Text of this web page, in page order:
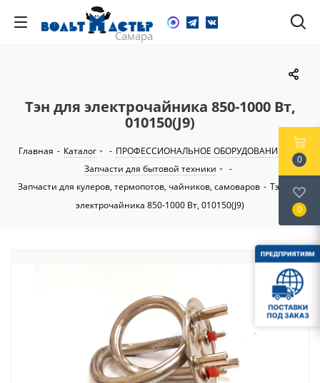
Тэн для электрочайника 850-1000 Вт,
010150(J9)
Главная - Каталог - ПРОФЕССИОНАЛЬНОЕ ОБОРУДОВАНИЕ
-
Запчасти для бытовой техники
-
Запчасти для кулеров, термопотов, чайников, самоваров - Тэн для
электрочайника 850-1000 Вт, 010150(J9)
0
0